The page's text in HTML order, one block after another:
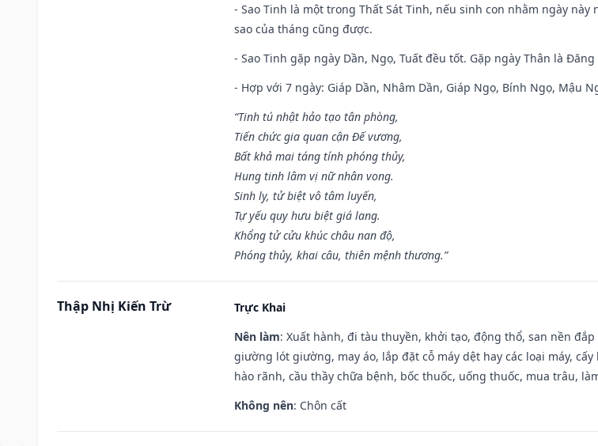
- Sao Tinh là một trong Thất Sát Tinh, nếu sinh con nhằm ngày
sao của tháng cũng được.
- Sao Tinh gặp ngày Dần, Ngọ, Tuất đều tốt. Gặp ngày Thân là
- Hợp với 7 ngày: Giáp Dần, Nhâm Dần, Giáp Ngọ, Bính Ngọ, Mậu
“Tinh tú nhật hảo tạo tân phòng,
Tiến chức gia quan cận Đế vương,
Bất khả mai táng tính phóng thủy,
Hung tinh lâm vị nữ nhân vong.
Sinh ly, tử biệt vô tâm luyến,
Tự yếu quy hưu biệt giá lang.
Khổng tử cửu khúc châu nan độ,
Phóng thủy, khai câu, thiên mệnh thương.”
Thập Nhị Kiến Trừ
Trực Khai
Nên làm: Xuất hành, đi tàu thuyền, khởi tạo, động thổ, san nền
giường lót giường, may áo, lắp đặt cỗ máy dệt hay các loại máy,
hào rãnh, cầu thầy chữa bệnh, bốc thuốc, uống thuốc, mua trâu,
Không nên: Chôn cất